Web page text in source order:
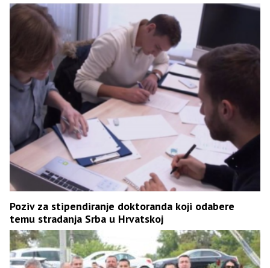
Poziv za stipendiranje doktoranda koji odabere
temu stradanja Srba u Hrvatskoj